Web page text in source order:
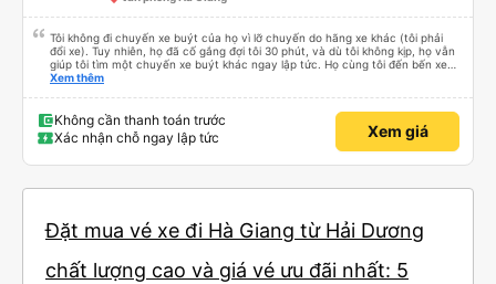
Tôi không đi chuyến xe buýt của họ vì lỡ chuyến do hãng xe khác (tôi phải
đổi xe). Tuy nhiên, họ đã cố gắng đợi tôi 30 phút, và dù tôi không kịp, họ vẫn
giúp tôi tìm một chuyến xe buýt khác ngay lập tức. Họ cùng tôi đến bến xe
và chỉ cho tôi tuyến xe. Rất chuyên nghiệp.
Xem thêm
Không cần thanh toán trước
Xác nhận chỗ ngay lập tức
Xem giá
Đặt mua vé xe đi Hà Giang từ Hải Dương
chất lượng cao và giá vé ưu đãi nhất: 5